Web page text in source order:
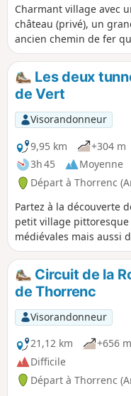
Charmant village avec
château (privé), un
ancien chemin de fer
Firminy et allait jusqu'à
d'Albon.Les deux
de Vert
Visorandonneur
9,95 km
+304 m
3h 45
Moyenne
Départ à Thorrenc
Partez à la découverte
petit village pittoresque
médiévales mais aussi
ancienne voie
pour finir du très beau
Circuit de la
de Thorrenc
Visorandonneur
21,12 km
+656 m
Difficile
Départ à Thorrenc